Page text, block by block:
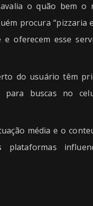
o quão bem o
procura “pizzaria
e oferecem esse
do usuário têm
para buscas no
média e o